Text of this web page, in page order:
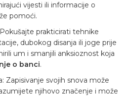
vijesti ili informacije o
pomoći.
prakticirati tehnike
dubokog disanja ili joge prije
um i smanjili anksioznost koja
o banci.
Zapisivanje svojih snova može
njihovo značenje i može